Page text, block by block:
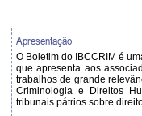
Apresentação
O Boletim do IBCCRIM é
que apresenta aos
trabalhos de grande
Criminologia e Direitos
tribunais pátrios sobre